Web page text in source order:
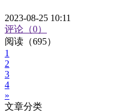
2023-08-25 10:11
评论（0）
阅读（695）
1
2
3
4
»
文章分类